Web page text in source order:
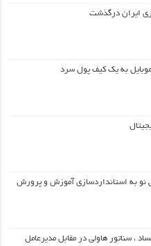
ایران درگذشت
به یک کیف‌ پول سرد
نو به استانداردسازی آموزش و پرورش
، سناتور هاولی در مقابل مدیرعامل